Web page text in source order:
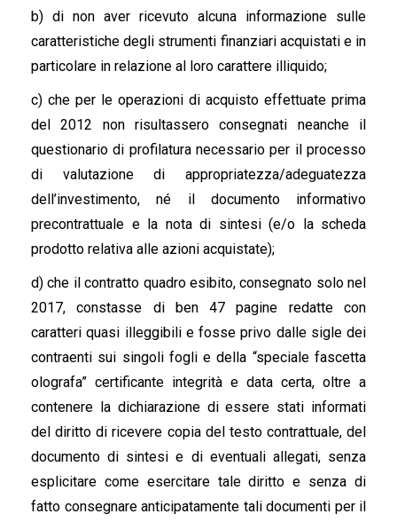
b) di non aver ricevuto alcuna informazione sulle
caratteristiche degli strumenti finanziari acquistati e in
particolare in relazione al loro carattere illiquido;
c) che per le operazioni di acquisto effettuate prima
del 2012 non risultassero consegnati neanche il
questionario di profilatura necessario per il processo
di valutazione di appropriatezza/adeguatezza
dell’investimento, né il documento informativo
precontrattuale e la nota di sintesi (e/o la scheda
prodotto relativa alle azioni acquistate);
d) che il contratto quadro esibito, consegnato solo nel
2017, constasse di ben 47 pagine redatte con
caratteri quasi illeggibili e fosse privo dalle sigle dei
contraenti sui singoli fogli e della “speciale fascetta
olografa” certificante integrità e data certa, oltre a
contenere la dichiarazione di essere stati informati
del diritto di ricevere copia del testo contrattuale, del
documento di sintesi e di eventuali allegati, senza
esplicitare come esercitare tale diritto e senza di
fatto consegnare anticipatamente tali documenti per il